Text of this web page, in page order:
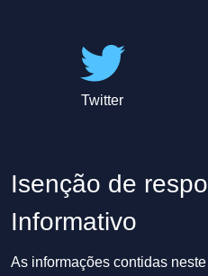
Twitter
Isenção de
Informativo
As informações contidas